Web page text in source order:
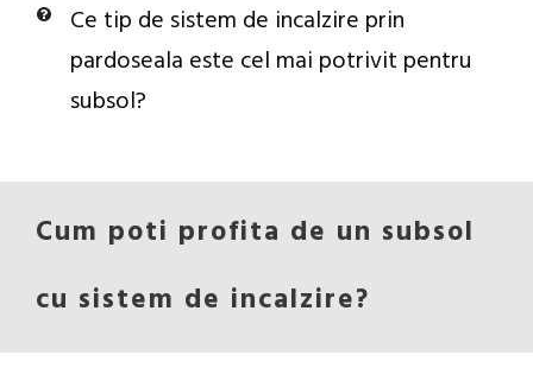
Ce tip de sistem de incalzire prin
pardoseala este cel mai potrivit pentru
subsol?
Cum poti profita de un subsol
cu sistem de incalzire?